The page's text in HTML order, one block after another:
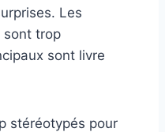
Les
sont trop
sont livre
stéréotypés pour